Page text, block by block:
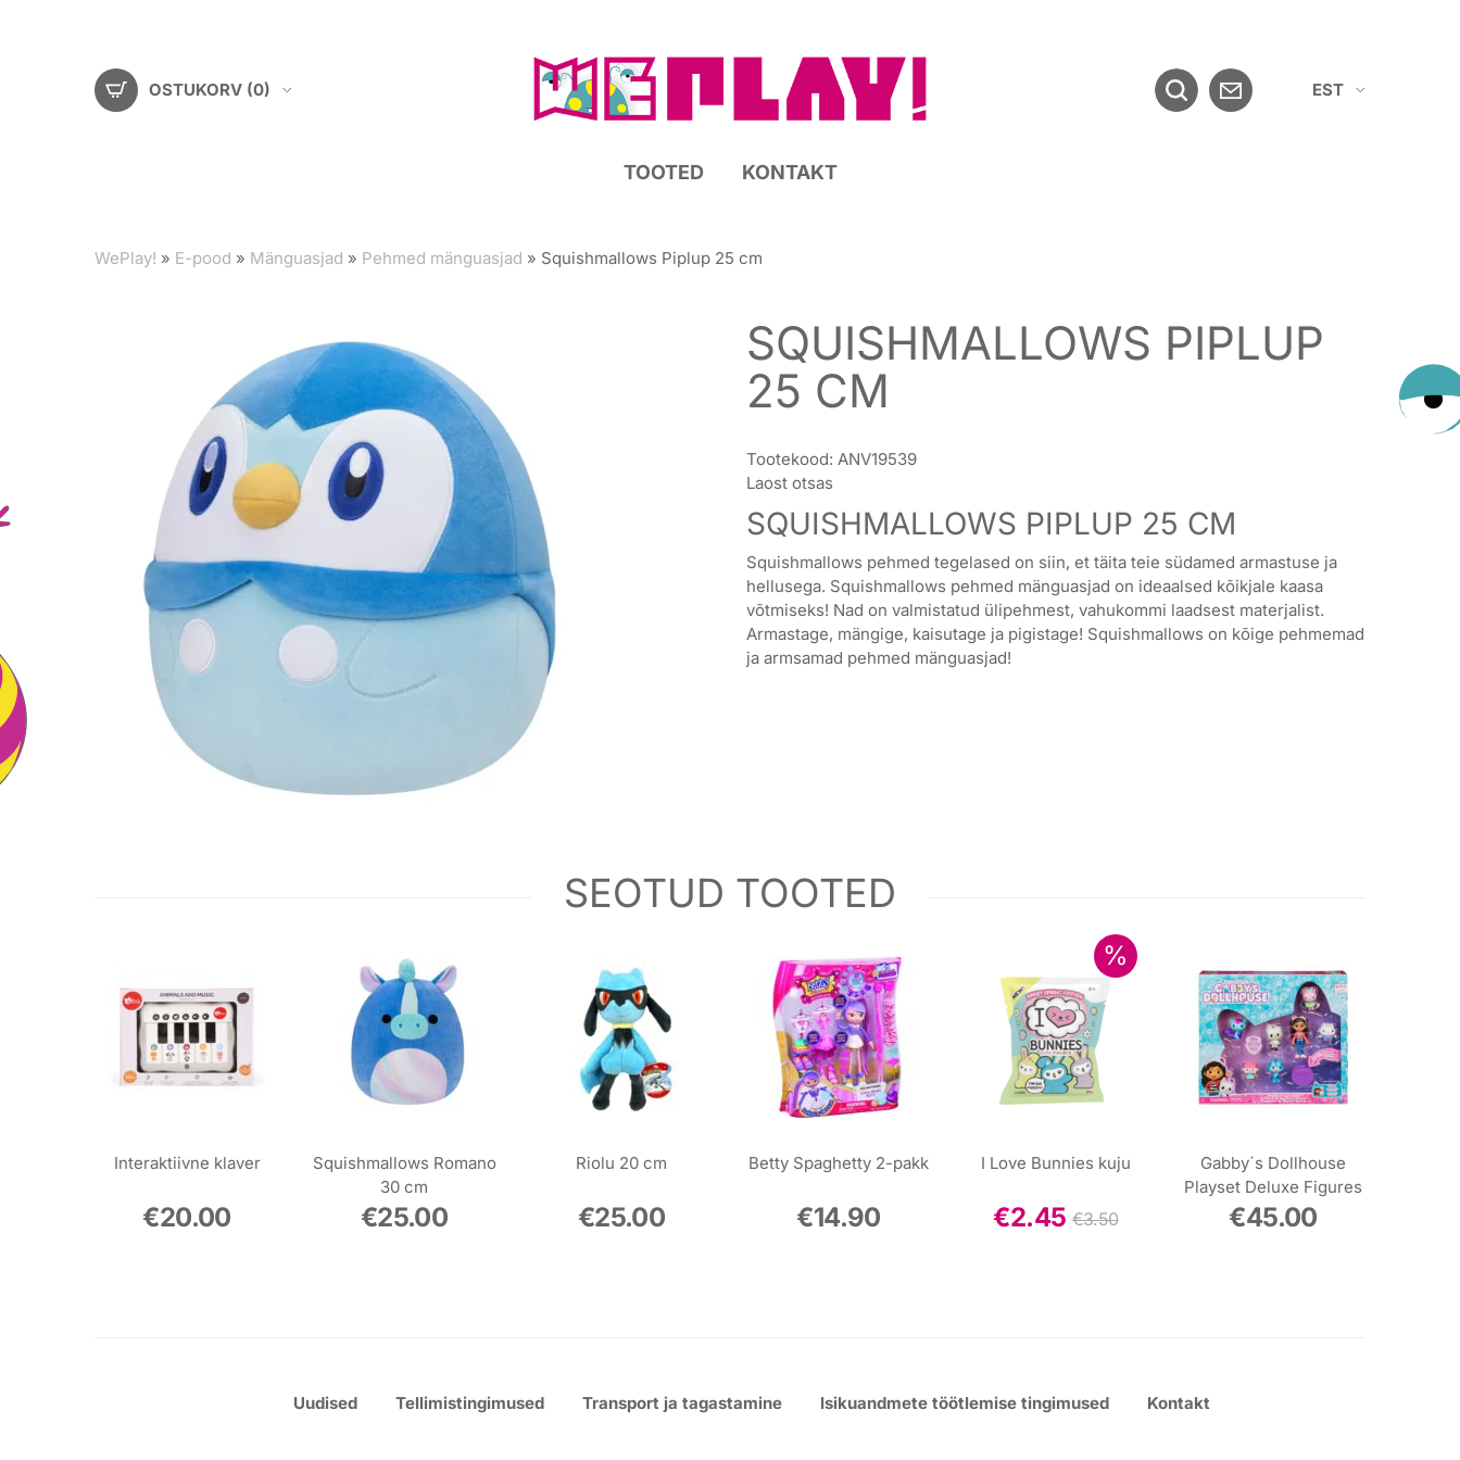
OSTUKORV (0)
EST
TOOTED KONTAKT
WePlay! » E-pood » Mänguasjad » Pehmed mänguasjad » Squishmallows Piplup 25 cm
SQUISHMALLOWS PIPLUP
25 CM
Tootekood: ANV19539
Laost otsas
SQUISHMALLOWS PIPLUP 25 CM
Squishmallows pehmed tegelased on siin, et täita teie südamed armastuse ja
hellusega. Squishmallows pehmed mänguasjad on ideaalsed kõikjale kaasa
võtmiseks! Nad on valmistatud ülipehmest, vahukommi laadsest materjalist.
Armastage, mängige, kaisutage ja pigistage! Squishmallows on kõige pehmemad
ja armsamad pehmed mänguasjad!
SEOTUD TOOTED
Interaktiivne klaver
€20.00
Squishmallows Romano
30 cm
€25.00
Riolu 20 cm
€25.00
Betty Spaghetty 2-pakk
€14.90
I Love Bunnies kuju
€2.45 €3.50
Gabby´s Dollhouse
Playset Deluxe Figures
€45.00
Uudised Tellimistingimused Transport ja tagastamine Isikuandmete töötlemise tingimused Kontakt